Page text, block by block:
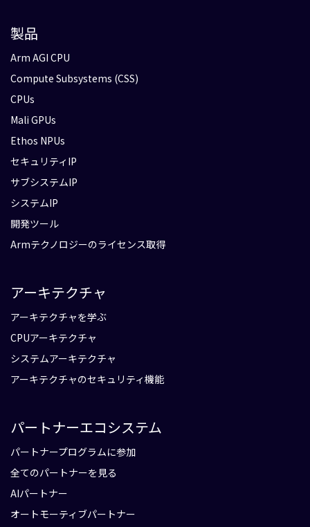
製品
Arm AGI CPU
Compute Subsystems (CSS)
CPUs
Mali GPUs
Ethos NPUs
セキュリティIP
サブシステムIP
システムIP
開発ツール
Armテクノロジーのライセンス取得
アーキテクチャ
アーキテクチャを学ぶ
CPUアーキテクチャ
システムアーキテクチャ
アーキテクチャのセキュリティ機能
パートナーエコシステム
パートナープログラムに参加
全てのパートナーを見る
AIパートナー
オートモーティブパートナー